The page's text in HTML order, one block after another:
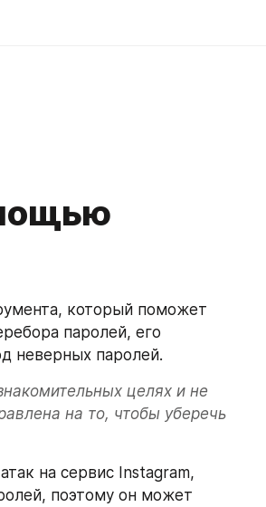
который поможет
паролей, его
неверных паролей.
целях и не
на то, чтобы уберечь
на сервис Instagram,
поэтому он может